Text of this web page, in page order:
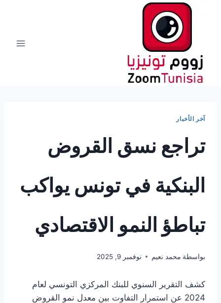
آخر الأخبار
تراجع نسق القروض
البنكية في تونس يواكب
تباطؤ النمو الاقتصادي
بواسطة محمد نعيم نوفمبر 9, 2025
كشف التقرير السنوي للبنك المركزي التونسي لعام
2024 عن استمرار التفاوت بين معدل نمو القروض